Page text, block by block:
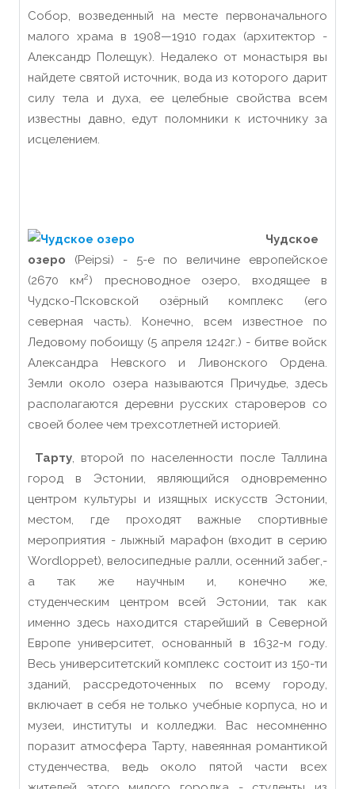
Собор, возведенный на месте первоначального
малого храма в 1908—1910 годах (архитектор -
Александр Полещук). Недалеко от монастыря вы
найдете святой источник, вода из которого дарит
силу тела и духа, ее целебные свойства всем
известны давно, едут поломники к источнику за
исцелением.
Чудское
озеро (Peipsi) - 5-е по величине европейское
(2670 км2) пресноводное озеро, входящее в
Чудско-Псковской озёрный комплекс (его
северная часть). Конечно, всем известное по
Ледовому побоищу (5 апреля 1242г.) - битве войск
Александра Невского и Ливонского Ордена.
Земли около озера называются Причудье, здесь
располагаются деревни русских староверов со
своей более чем трехсотлетней историей.
Тарту, второй по населенности после Таллина
город в Эстонии, являющийся одновременно
центром культуры и изящных искусств Эстонии,
местом, где проходят важные спортивные
мероприятия - лыжный марафон (входит в серию
Wordloppet), велосипедные ралли, осенний забег,-
а так же научным и, конечно же,
студенческим центром всей Эстонии, так как
именно здесь находится старейший в Северной
Европе университет, основанный в 1632-м году.
Весь университетский комплекс состоит из 150-ти
зданий, рассредоточенных по всему городу,
включает в себя не только учебные корпуса, но и
музеи, институты и колледжи. Вас несомненно
поразит атмосфера Тарту, навеянная романтикой
студенчества, ведь около пятой части всех